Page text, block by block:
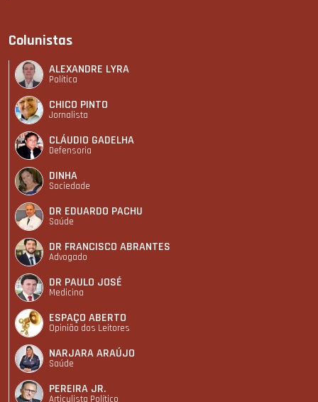
Colunistas
ALEXANDRE LYRA
Política
CHICO PINTO
Jornalista
CLÁUDIO GADELHA
Defensoria
DINHA
Sociedade
DR EDUARDO PACHU
Saúde
DR FRANCISCO ABRANTES
Advogado
DR PAULO JOSÉ
Medicina
ESPAÇO ABERTO
Opinião dos Leitores
NARJARA ARAÚJO
Saúde
PEREIRA JR.
Articulista Polí­tico